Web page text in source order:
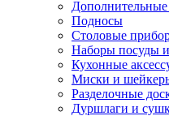
Подносы
Столовые
Наборы посуды
Кухонные
Миски и
Разделочные
Дуршлаги и